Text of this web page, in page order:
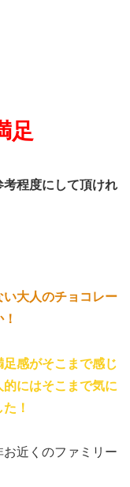
足
程度にして頂けれ
大人のチョコレー
感がそこまで感じ
にはそこまで気に
！
近くのファミリー